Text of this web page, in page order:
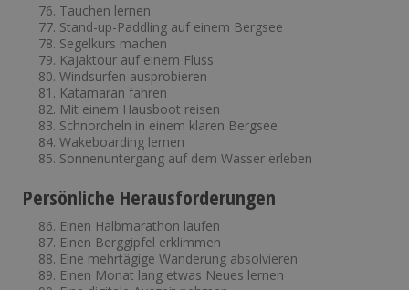
Tauchen lernen
Stand-up-Paddling auf einem Bergsee
Segelkurs machen
Kajaktour auf einem Fluss
Windsurfen ausprobieren
Katamaran fahren
Mit einem Hausboot reisen
Schnorcheln in einem klaren Bergsee
Wakeboarding lernen
Sonnenuntergang auf dem Wasser erleben
Persönliche Herausforderungen
Einen Halbmarathon laufen
Einen Berggipfel erklimmen
Eine mehrtägige Wanderung absolvieren
Einen Monat lang etwas Neues lernen